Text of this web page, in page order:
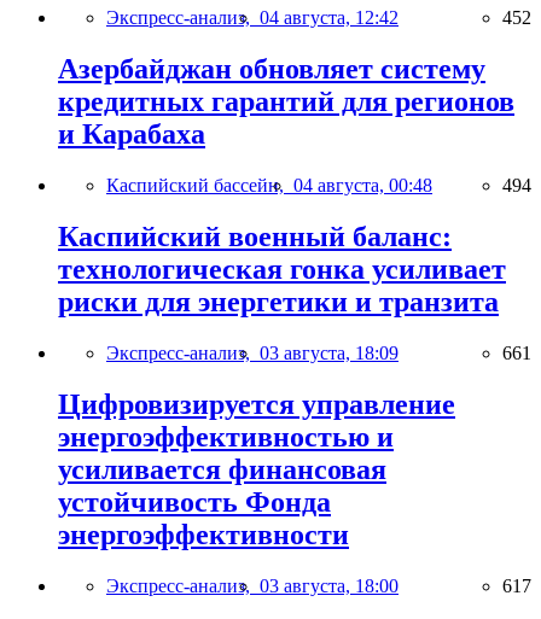
Экспресс-анализ, 04 августа, 12:42 452
Азербайджан обновляет систему
кредитных гарантий для регионов
и Карабаха
Каспийский бассейн, 04 августа, 00:48 494
Каспийский военный баланс:
технологическая гонка усиливает
риски для энергетики и транзита
Экспресс-анализ, 03 августа, 18:09 661
Цифровизируется управление
энергоэффективностью и
усиливается финансовая
устойчивость Фонда
энергоэффективности
Экспресс-анализ, 03 августа, 18:00 617